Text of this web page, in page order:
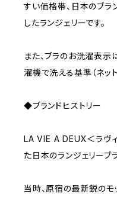
すい価格帯、日本のブラ
したランジェリーです。
また、ブラのお洗濯表示
濯機で洗える基準（ネッ
◆ブランドヒストリー
LA VIE A DEUX＜ラヴ
た日本のランジェリーブラ
当時、原宿の最新鋭のモ